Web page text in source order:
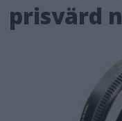
prisvärd